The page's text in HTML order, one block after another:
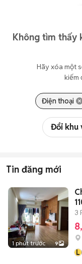
Không tìm thấy
Hãy xóa một
kiếm
Điện thoại
Đổi khu
Tin đăng mới
1 phút trước 9
3
L